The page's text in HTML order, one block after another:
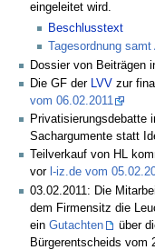
eingeleitet wird.
Beschlusstext
Tagesordnung
Dossier von Beiträgen
Die GF der LVV zur
vom 06.02.2011
Privatisierungsdebatte
Sachargumente statt
Teilverkauf von HL
vor l-iz.de vom
03.02.2011: Die
dem Firmensitz die
ein Gutachten
über
Bürgerentscheids vom